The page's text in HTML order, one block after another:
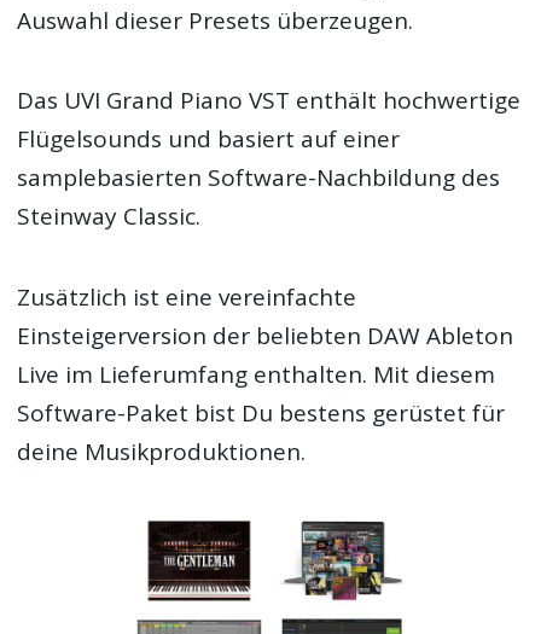
Auswahl dieser Presets überzeugen.
Das UVI Grand Piano VST enthält hochwertige
Flügelsounds und basiert auf einer
samplebasierten Software-Nachbildung des
Steinway Classic.
Zusätzlich ist eine vereinfachte
Einsteigerversion der beliebten DAW Ableton
Live im Lieferumfang enthalten. Mit diesem
Software-Paket bist Du bestens gerüstet für
deine Musikproduktionen.